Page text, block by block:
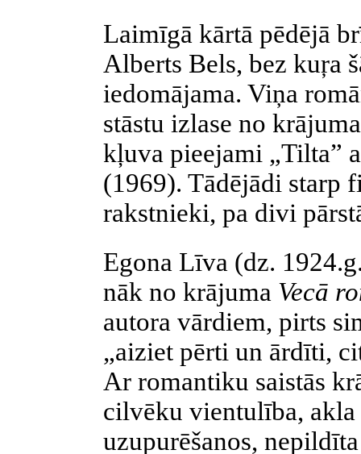
Laimīgā kārtā pēdējā
Alberts Bels, bez kuŗa
iedomājama. Viņa
stāstu izlase no
kļuva pieejami „Tilta”
(1969). Tādējādi starp
rakstnieki, pa divi
Egona Līva (dz.
nāk no krājuma Vecā
autora vārdiem, pirts
„aiziet pērti un ārdīti,
Ar romantiku saistās
cilvēku vientulība, akla
uzupurēšanos,